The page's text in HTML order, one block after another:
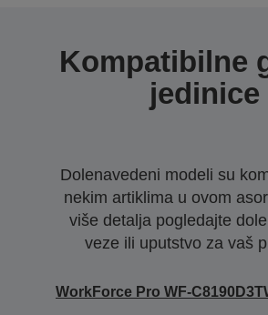
Kompatibilne
jedinice
Dolenavedeni modeli su
nekim artiklima u ovom
više detalja pogledajte
veze ili uputstvo za vaš
WorkForce Pro WF-